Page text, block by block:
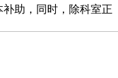
助，同时，除科室正